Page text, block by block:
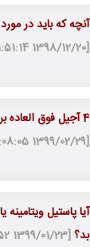
آنچه که باید در
[1398/12/20 11:51:14]
4 آجیل فوق العاده برای کاهش فشار خون
[1399/02/29 19:08:05]
آیا پاستیل
بد؟[1399/01/23 19:13:52]